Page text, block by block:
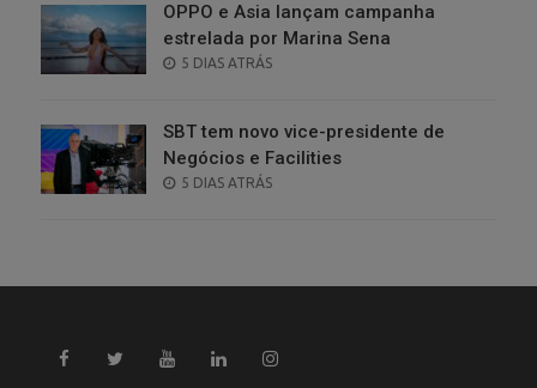
OPPO e Asia lançam campanha
estrelada por Marina Sena
POSTED
5 DIAS ATRÁS
SBT tem novo vice-presidente de
Negócios e Facilities
POSTED
5 DIAS ATRÁS